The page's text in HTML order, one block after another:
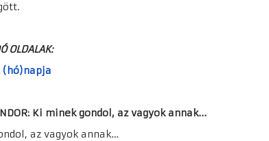
OLDALAK:
(hó)napja
Ki minek gondol, az vagyok annak...
az vagyok annak…